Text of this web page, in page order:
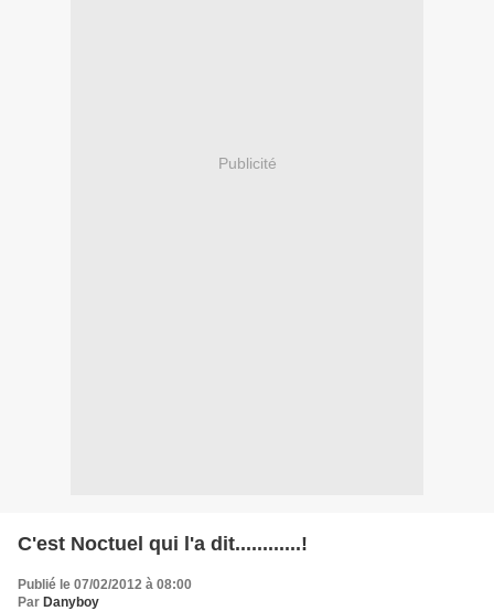
Publicité
C'est Noctuel qui l'a dit............!
Publié le 07/02/2012 à 08:00
Par Danyboy